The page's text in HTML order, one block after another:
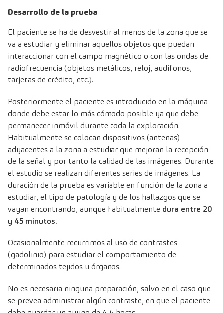
Desarrollo de la prueba
El paciente se ha de desvestir al menos de la zona que se
va a estudiar y eliminar aquellos objetos que puedan
interaccionar con el campo magnético o con las ondas de
radiofrecuencia (objetos metálicos, reloj, audífonos,
tarjetas de crédito, etc.).
Posteriormente el paciente es introducido en la máquina
donde debe estar lo más cómodo posible ya que debe
permanecer inmóvil durante toda la exploración.
Habitualmente se colocan dispositivos (antenas)
adyacentes a la zona a estudiar que mejoran la recepción
de la señal y por tanto la calidad de las imágenes. Durante
el estudio se realizan diferentes series de imágenes. La
duración de la prueba es variable en función de la zona a
estudiar, el tipo de patología y de los hallazgos que se
vayan encontrando, aunque habitualmente dura entre 20
y 45 minutos.
Ocasionalmente recurrimos al uso de contrastes
(gadolinio) para estudiar el comportamiento de
determinados tejidos u órganos.
No es necesaria ninguna preparación, salvo en el caso que
se prevea administrar algún contraste, en que el paciente